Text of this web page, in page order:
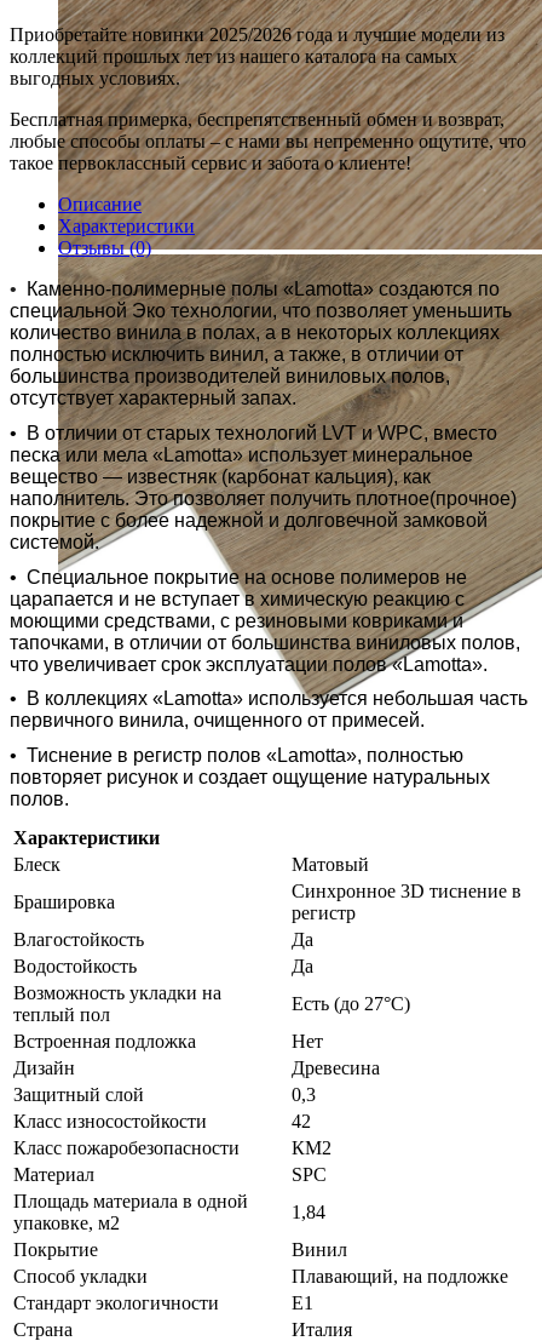
Приобретайте новинки 2025/2026 года и лучшие модели из
коллекций прошлых лет из нашего каталога на самых
выгодных условиях.
Бесплатная примерка, беспрепятственный обмен и возврат,
любые способы оплаты – с нами вы непременно ощутите, что
такое первоклассный сервис и забота о клиенте!
Описание
Характеристики
Отзывы (0)
•
Каменно-полимерные полы «Lamotta» создаются по
специальной Эко технологии, что позволяет уменьшить
количество винила в полах, а в некоторых коллекциях
полностью исключить винил, а также, в отличии от
большинства производителей виниловых полов,
отсутствует характерный запах.
•
В отличии от старых технологий LVT и WPC, вместо
песка или мела «Lamotta» использует минеральное
вещество — известняк (карбонат кальция), как
наполнитель. Это позволяет получить плотное(прочное)
покрытие с более надежной и долговечной замковой
системой.
• Специальное покрытие на основе полимеров не
царапается и не вступает в химическую реакцию с
моющими средствами, с резиновыми ковриками и
тапочками, в отличии от большинства виниловых полов,
что увеличивает срок эксплуатации полов «Lamotta».
•
В коллекциях «Lamotta» используется небольшая часть
первичного винила, очищенного от примесей.
• Тиснение в регистр полов «Lamotta», полностью
повторяет рисунок и создает ощущение натуральных
полов.
Характеристики
Блеск
Матовый
Брашировка
Синхронное 3D тиснение в
регистр
Влагостойкость
Да
Водостойкость
Да
Возможность укладки на
теплый пол
Есть (до 27°С)
Встроенная подложка
Нет
Дизайн
Древесина
Защитный слой
0,3
Класс износостойкости
42
Класс пожаробезопасности
КМ2
Материал
SPC
Площадь материала в одной
упаковке, м2
1,84
Покрытие
Винил
Способ укладки
Плавающий, на подложке
Стандарт экологичности
E1
Страна
Италия